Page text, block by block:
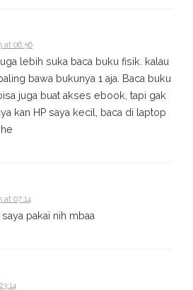
at 06:56
lebih suka baca buku fisik. kalau
bawa bukunya 1 aja. Baca buku
juga buat akses ebook, tapi gak
kan HP saya kecil, baca di laptop
at 07:14
pakai nih mbaa